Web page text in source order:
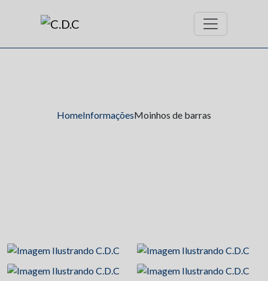
HomeInformaçõesMoinhos de barras